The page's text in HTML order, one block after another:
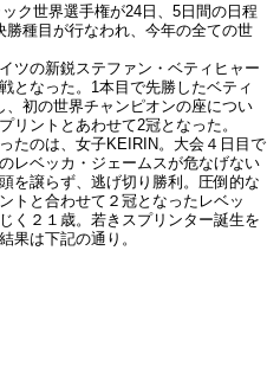
ク世界選手権が24日、5日間の日程
種目が行なわれ、今年の全ての世
ツの新鋭ステファン・ベティヒャー
となった。1本目で先勝したベティ
初の世界チャンピオンの座につい
リントとあわせて2冠となった。
たのは、女子KEIRIN。大会４日目で
レベッカ・ジェームスが危なげない
を譲らず、逃げ切り勝利。圧倒的な
トと合わせて２冠となったレベッ
く２１歳。若きスプリンター誕生を
果は下記の通り。